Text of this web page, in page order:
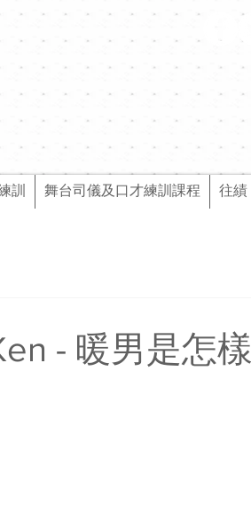
訓 舞台司儀及口才練訓課程 往績
- 暖男是怎樣